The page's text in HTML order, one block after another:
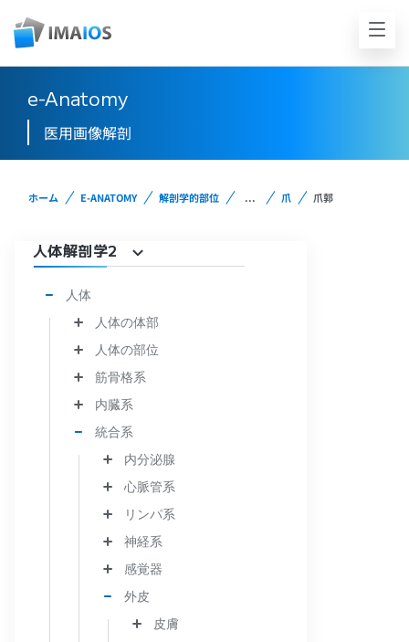
e-Anatomy
医用画像解剖
ホーム E-ANATOMY 解剖学的部位 ... 爪 爪郭
人体解剖学2
人体
人体の体部
人体の部位
筋骨格系
内臓系
統合系
内分泌腺
心脈管系
リンパ系
神経系
感覚器
外皮
皮膚